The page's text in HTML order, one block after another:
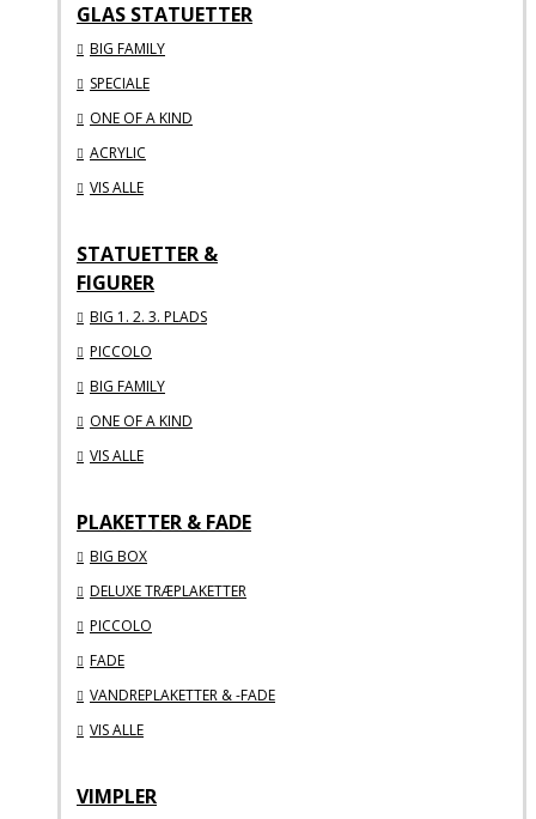
GLAS STATUETTER
BIG FAMILY
SPECIALE
ONE OF A KIND
ACRYLIC
VIS ALLE
STATUETTER &
FIGURER
BIG 1. 2. 3. PLADS
PICCOLO
BIG FAMILY
ONE OF A KIND
VIS ALLE
PLAKETTER & FADE
BIG BOX
DELUXE TRÆPLAKETTER
PICCOLO
FADE
VANDREPLAKETTER & -FADE
VIS ALLE
VIMPLER